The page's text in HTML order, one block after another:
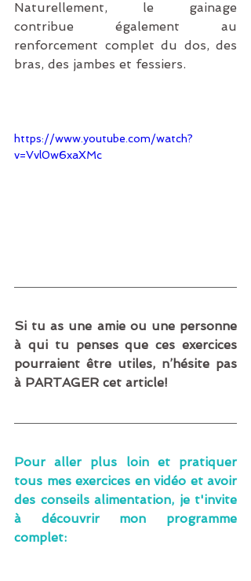
Naturellement, le gainage
contribue également au
renforcement complet du dos, des
bras, des jambes et fessiers.
https://www.youtube.com/watch?
v=Vvl0w6xaXMc
Si tu as une amie ou une personne
à qui tu penses que ces exercices
pourraient être utiles, n’hésite pas
à PARTAGER cet article!
Pour aller plus loin et pratiquer
tous mes exercices en vidéo et avoir
des conseils alimentation, je t'invite
à découvrir mon programme
complet: